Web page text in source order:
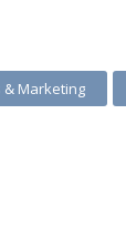
& Marketing